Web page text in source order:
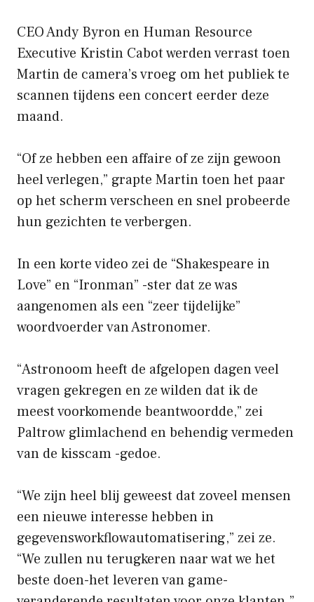
CEO Andy Byron en Human Resource
Executive Kristin Cabot werden verrast toen
Martin de camera’s vroeg om het publiek te
scannen tijdens een concert eerder deze
maand.
“Of ze hebben een affaire of ze zijn gewoon
heel verlegen,” grapte Martin toen het paar
op het scherm verscheen en snel probeerde
hun gezichten te verbergen.
In een korte video zei de “Shakespeare in
Love” en “Ironman” -ster dat ze was
aangenomen als een “zeer tijdelijke”
woordvoerder van Astronomer.
“Astronoom heeft de afgelopen dagen veel
vragen gekregen en ze wilden dat ik de
meest voorkomende beantwoordde,” zei
Paltrow glimlachend en behendig vermeden
van de kisscam -gedoe.
“We zijn heel blij geweest dat zoveel mensen
een nieuwe interesse hebben in
gegevensworkflowautomatisering,” zei ze.
“We zullen nu terugkeren naar wat we het
beste doen-het leveren van game-